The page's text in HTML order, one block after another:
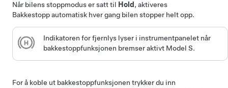
Når bilens stoppmodus er satt til Hold , aktiveres
Bakkestopp automatisk hver gang bilen stopper helt opp.
Indikatoren for fjernlys lyser i instrumentpanelet når
bakkestoppfunksjonen bremser aktivt Model S.
For å koble ut bakkestoppfunksjonen trykker du inn